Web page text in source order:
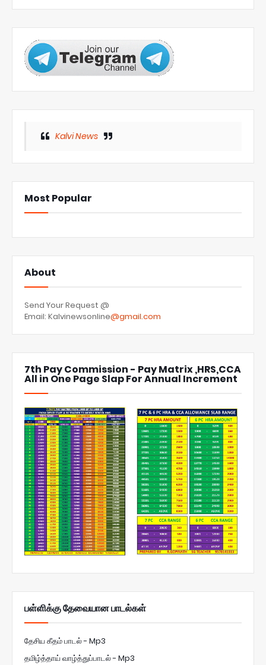
Kalvi News
Most Popular
About
Send Your Request @
Email: Kalvinewsonline@gmail.com
7th Pay Commission - Pay Matrix ,HRS,CCA
All in One Page Slap For Annual Increment
பள்ளிக்கு தேவையான பாடல்கள்
தேசிய கீதம் பாடல் - Mp3
தமிழ்த்தாய் வாழ்த்துப்பாடல் - Mp3